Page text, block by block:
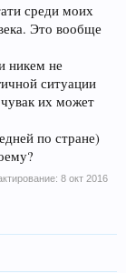
среди моих
Это вообще
никем не
ситуации
их может
по стране)
8 окт 2016